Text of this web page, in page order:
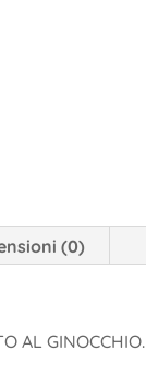
(0)
AL GINOCCHIO.